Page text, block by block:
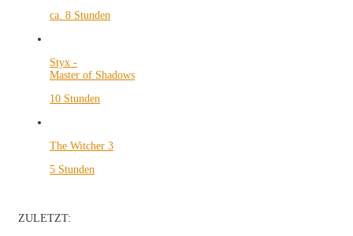
ca. 8 Stunden
Styx -
Master of Shadows
10 Stunden
The Witcher 3
5 Stunden
ZULETZT: